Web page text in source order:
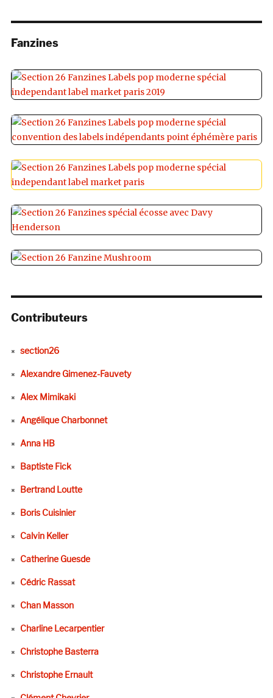
Fanzines
Contributeurs
section26
Alexandre Gimenez-Fauvety
Alex Mimikaki
Angélique Charbonnet
Anna HB
Baptiste Fick
Bertrand Loutte
Boris Cuisinier
Calvin Keller
Catherine Guesde
Cédric Rassat
Chan Masson
Charline Lecarpentier
Christophe Basterra
Christophe Ernault